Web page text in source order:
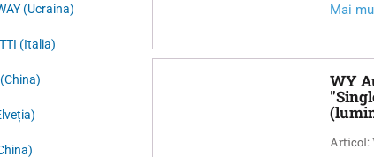
(Ucraina)
(Italia)
Mai
WY
Articol: